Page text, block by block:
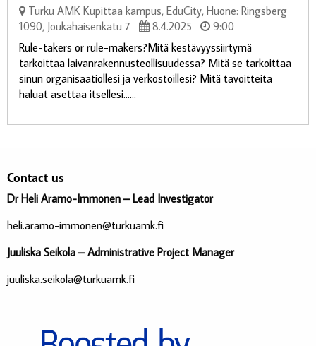
Turku AMK Kupittaa kampus, EduCity, Huone: Ringsberg
1090, Joukahaisenkatu 7
8.4.2025
9:00
Rule-takers or rule-makers?Mitä kestävyyssiirtymä
tarkoittaa laivanrakennusteollisuudessa? Mitä se tarkoittaa
sinun organisaatiollesi ja verkostoillesi? Mitä tavoitteita
haluat asettaa itsellesi......
Contact us
Dr Heli Aramo-Immonen – Lead Investigator
heli.aramo-immonen@turkuamk.fi
Juuliska Seikola – Administrative Project Manager
juuliska.seikola@turkuamk.fi